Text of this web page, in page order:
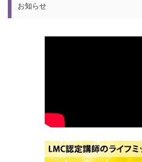
お知らせ